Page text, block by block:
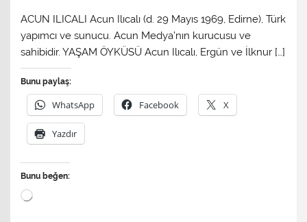
ACUN ILICALI Acun Ilıcalı (d. 29 Mayıs 1969, Edirne), Türk
yapımcı ve sunucu. Acun Medya’nın kurucusu ve
sahibidir. YAŞAM ÖYKÜSÜ Acun Ilıcalı, Ergün ve İlknur […]
Bunu paylaş:
WhatsApp Facebook X
Yazdır
Bunu beğen:
Yükleniyor...